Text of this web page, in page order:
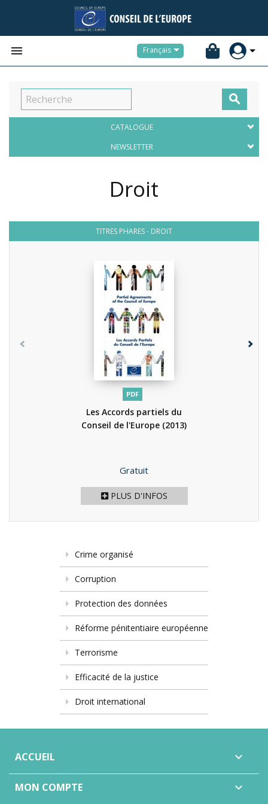
 Français

CATALOGUE
NEWSLETTER
Droit
TITRES PHARES - DROIT
PDF
Les Accords partiels du
Conseil de l'Europe (2013)
Prix
Gratuit
PLUS D'INFOS
Crime organisé
Corruption
Protection des données
Réforme pénitentiaire européenne
Terrorisme
Efficacité de la justice
Droit international
ACCUEIL 
MON COMPTE 